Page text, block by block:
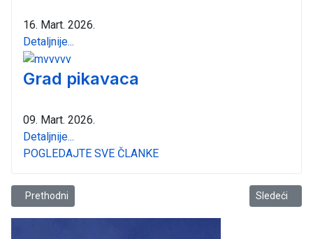
16. Mart. 2026.
Detaljnije...
Grad pikavaca
09. Mart. 2026.
Detaljnije...
POGLEDAJTE SVE ČLANKE
Prethodni članak: Stradanje krstarice „Zenta” posmatrano sa
Prethodni Sledeći
Sledeći